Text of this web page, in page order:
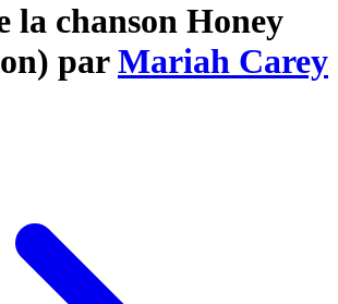
la chanson Honey
parMariah Carey